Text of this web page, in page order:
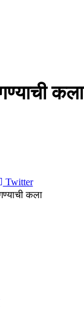
कला
Twitter
कला